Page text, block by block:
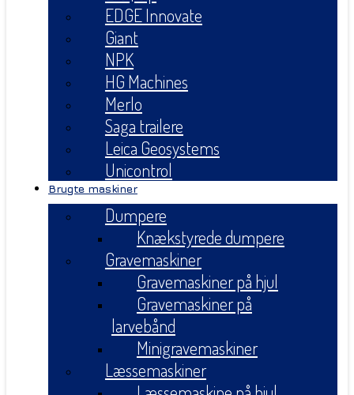
EDGE Innovate
Giant
NPK
HG Machines
Merlo
Saga trailere
Leica Geosystems
Unicontrol
Brugte maskiner
Dumpere
Knækstyrede dumpere
Gravemaskiner
Gravemaskiner på hjul
Gravemaskiner på
larvebånd
Minigravemaskiner
Læssemaskiner